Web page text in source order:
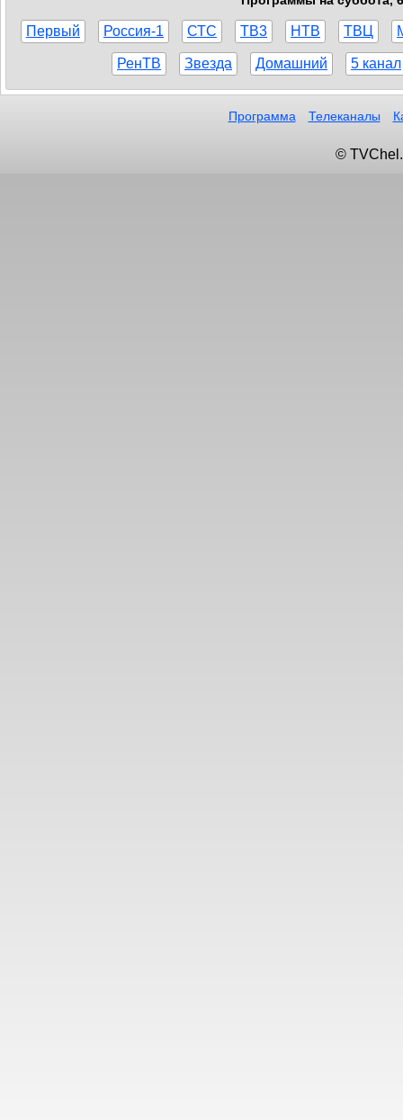
Первый Россия-1 СТС ТВ3 НТВ ТВЦ
РенТВ Звезда Домашний 5 канал
Программа Телеканалы
©